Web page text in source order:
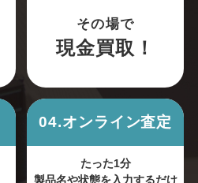
その場で
現金買取！
04.オンライン査定
たった1分
製品名や状態を入力するだけ